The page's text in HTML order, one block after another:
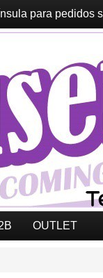
para pedidos
OUTLET